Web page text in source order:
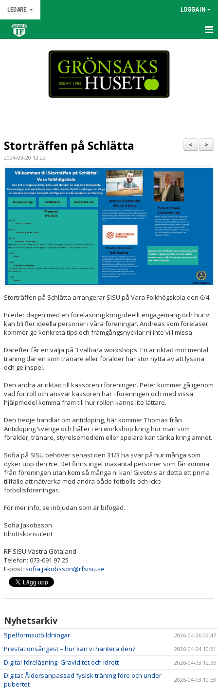
LEDARE LOGGA IN
BILDGALLERI
DOKUMENT
KONTAKT
UTBILDNINGAR
TRÄNING- OCH HÄLSA
REGISTERUTDRAG
TÄVLINGSDOKUMENT
DOMARUTBILDNING BARN- OCH UNGDOM
>
<
Storträffen på Schlätta
2024-03-20 12:22
Storträffen på Schlätta arrangerar SISU på Vara Folkhögskola den 6/4.
Inleder dagen med en föreläsning kring ideellt engagemang och hur vi
kan bli fler ideella personer i våra föreningar. Andreas som föreläser
kommer ge konkreta tips och framgångsnycklar ni inte vill missa.
Därefter får en välja på 3 valbara workshops. En är riktad mot mental
träning där en som tränare eller förälder har stor nytta av att lyssna
och ge inspel.
Den andra är riktad till kassören i föreningen. Peter kommer gå igenom
vad för roll och ansvar kassören har i föreningen och med vissa
hjälpmedel komma fram till hur rollen känns lite lättare.
Den tredje handlar om antidoping, här kommer Thomas från
Antidoping Sverige och håller i en workshop kring hur man som
förälder, tränare, styrelsemedlem eller spelare kan tänka kring ämnet.
Sofia på SISU behöver senast den 31/3 ha svar på hur många som
dyker upp den 6:e. Det finns inget maxantal personer som får komma
från föreningen utan kom så många ni kan! Givetvis är detta ett prima
tillfälle att nätverka med andra både fotbolls och icke
fotbollsföreningar.
För mer info, se inbjudan som är bifogad.
Sofia Jakobsson
Idrottskonsulent
RF-SISU Västra Götaland
Telefon: 073-091 97 25
E-post: sofia.jakobsson@rfsisu.se
Nyhetsarkiv
Spelformsutbildningar 2026-04-06 09:47
Prestationsångest – hur kan vi hantera den? 2026-04-04 10:31
Digital föreläsning: Graviditet och idrott 2026-04-03 12:56
Digital: Åldersanpassad fysisk träning före och under
pubertet
2026-04-03 10:53